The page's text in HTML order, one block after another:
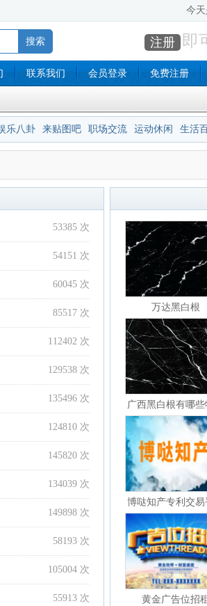
今天
注册 即
联系我们 会员登录 免费注册
乐八卦 来贴图吧 职场交流 运动休闲 生活
53385 次
54151 次
60045 次
85517 次
112402 次
129538 次
135496 次
124810 次
145820 次
134039 次
149898 次
58193 次
105004 次
55913 次
万达黑白根
广西黑白根有哪些
博哒知产专利交易
黄金广告位招租